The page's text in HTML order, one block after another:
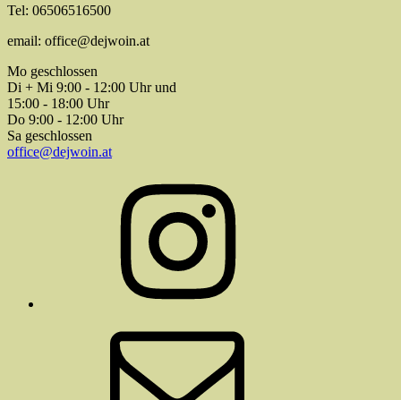
Tel: 06506516500
email: office@dejwoin.at
Mo geschlossen
Di + Mi 9:00 - 12:00 Uhr und
15:00 - 18:00 Uhr
Do 9:00 - 12:00 Uhr
Sa geschlossen
office@dejwoin.at